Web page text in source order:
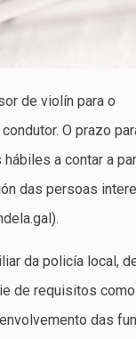
de violín para o
O prazo
a contar a
das persoas
da policía local,
de requisitos
das